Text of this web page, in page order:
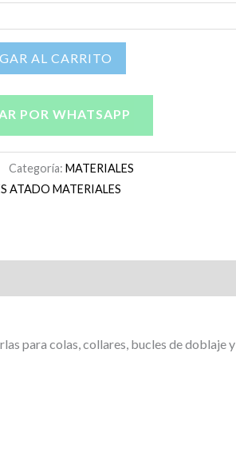
AL CARRITO
POR WHATSAPP
Categoría:MATERIALES
ATADO MATERIALES
para colas, collares, bucles de doblaje y